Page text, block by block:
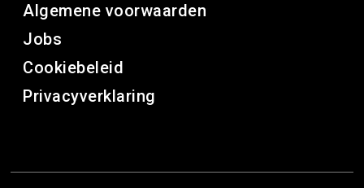
Algemene voorwaarden
Jobs
Cookiebeleid
Privacyverklaring